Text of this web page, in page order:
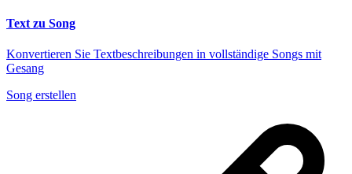
Text zu Song
Konvertieren Sie Textbeschreibungen in vollständige Songs mit
Gesang
Song erstellen